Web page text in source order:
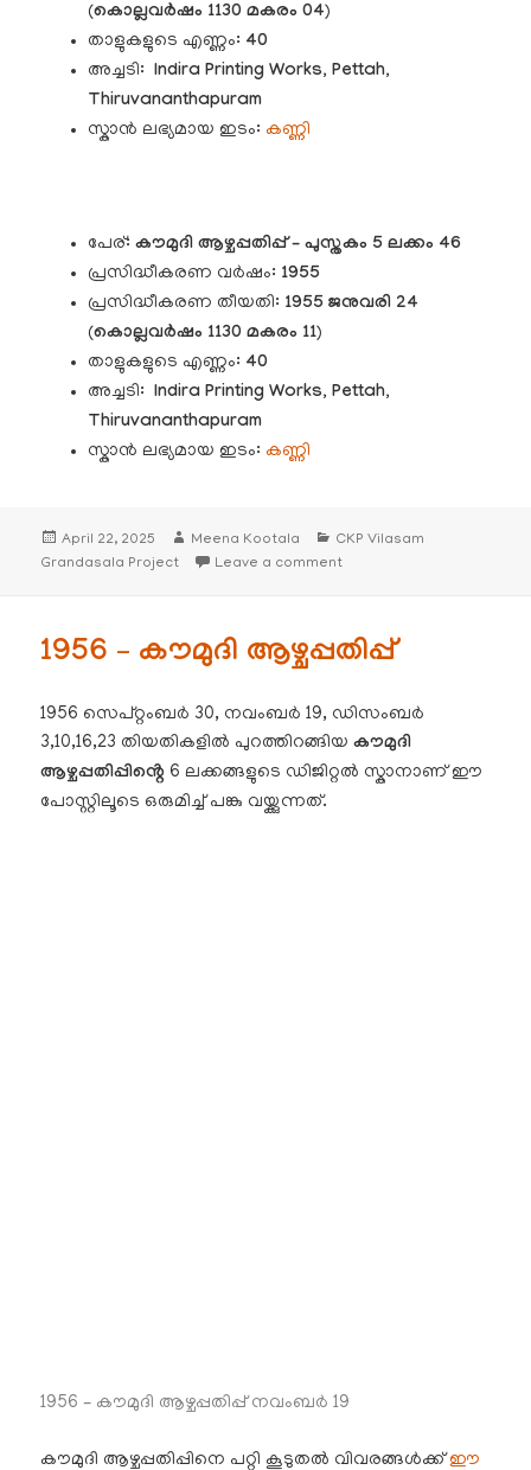
(കൊല്ലവർഷം 1130 മകരം 04)
താളുകളുടെ എണ്ണം: 40
അച്ചടി: Indira Printing Works, Pettah,
Thiruvananthapuram
സ്കാൻ ലഭ്യമായ ഇടം: കണ്ണി
പേര്:കൗമുദി ആഴ്ചപ്പതിപ്പ് – പുസ്തകം 5 ലക്കം 46
പ്രസിദ്ധീകരണ വർഷം: 1955
പ്രസിദ്ധീകരണ തീയതി: 1955 ജനുവരി 24
(കൊല്ലവർഷം 1130 മകരം 11)
താളുകളുടെ എണ്ണം: 40
അച്ചടി: Indira Printing Works, Pettah,
Thiruvananthapuram
സ്കാൻ ലഭ്യമായ ഇടം: കണ്ണി
Posted
on
April 22, 2025 Author
Meena Kootala Categories
CKP Vilasam
Grandasala Project
Leave a commenton 1955 – കൗമുദി ആഴ്ചപ്പതിപ്പ്
1956 – കൗമുദി ആഴ്ചപ്പതിപ്പ്
1956 സെപ്റ്റംബർ 30, നവംബർ 19, ഡിസംബർ
3,10,16,23 തിയതികളിൽ പുറത്തിറങ്ങിയകൗമുദി
ആഴ്ചപ്പതിപ്പിൻ്റെ 6 ലക്കങ്ങളുടെ ഡിജിറ്റൽ സ്കാനാണ് ഈ
പോസ്റ്റിലൂടെ ഒരുമിച്ച് പങ്കു വയ്ക്കുന്നത്.
1956 – കൗമുദി ആഴ്ചപ്പതിപ്പ് നവംബർ 19
കൗമുദി ആഴ്ചപ്പതിപ്പിനെ പറ്റി കൂടുതൽ വിവരങ്ങൾക്ക്ഈ